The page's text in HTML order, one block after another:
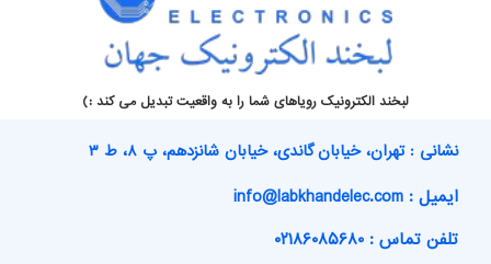
لبخند الکترونیک رویاهای شما را به واقعیت تبدیل می کند :)
نشانی : تهران، خیابان گاندی، خیابان شانزدهم، پ ۸، ط ۳
ایمیل : info@labkhandelec.com
تلفن تماس : ۰۲۱۸۶۰۸۵۶۸۰